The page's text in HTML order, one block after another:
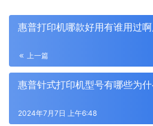
惠普打印机哪款好用有谁用过
上一篇
惠普针式打印机型号有哪些为
2024年7月7日 上午6:48